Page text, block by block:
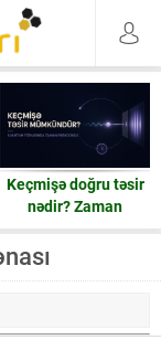
Keçmişə doğru təsir
nədir? Zaman
həqiqətən geri işləyə
bilərmi?